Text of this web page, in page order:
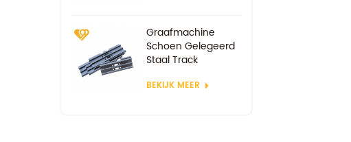
Graafmachine
Schoen Gelegeerd
Staal Track
BEKIJK MEER